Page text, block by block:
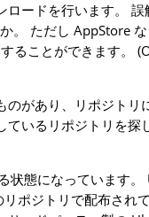
ードを行います。
。 ただし AppStore
ることができます。
があり、リポジトリ
いるリポジトリを探
態になっています
ポジトリで配布され